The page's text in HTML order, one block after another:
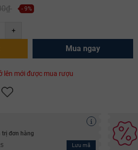
- 9%
+
Mua ngay
lên mới được mua rượu
trị đơn hàng
Lưu mã